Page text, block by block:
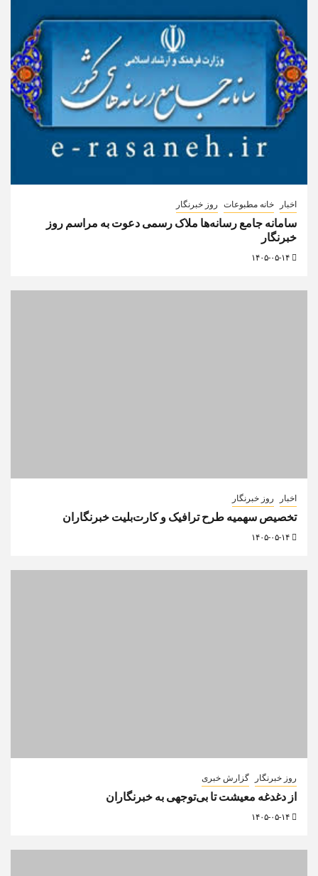
اخبار خانه مطبوعات روز خبرنگار
سامانه جامع رسانه‌ها ملاک رسمی دعوت به مراسم روز
خبرنگار
اخبار روز خبرنگار
تخصیص سهمیه طرح ترافیک و کارت‌بلیت خبرنگاران
روز خبرنگار گزارش خبری
از دغدغه معیشت تا بی‌توجهی به خبرنگاران